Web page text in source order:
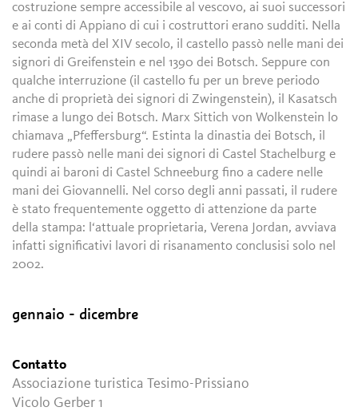
costruzione sempre accessibile al vescovo, ai suoi successori
e ai conti di Appiano di cui i costruttori erano sudditi. Nella
seconda metà del XIV secolo, il castello passò nelle mani dei
signori di Greifenstein e nel 1390 dei Botsch. Seppure con
qualche interruzione (il castello fu per un breve periodo
anche di proprietà dei signori di Zwingenstein), il Kasatsch
rimase a lungo dei Botsch. Marx Sittich von Wolkenstein lo
chiamava „Pfeffersburg“. Estinta la dinastia dei Botsch, il
rudere passò nelle mani dei signori di Castel Stachelburg e
quindi ai baroni di Castel Schneeburg fino a cadere nelle
mani dei Giovannelli. Nel corso degli anni passati, il rudere
è stato frequentemente oggetto di attenzione da parte
della stampa: l‘attuale proprietaria, Verena Jordan, avviava
infatti significativi lavori di risanamento conclusisi solo nel
2002.
gennaio - dicembre
Contatto
Associazione turistica Tesimo-Prissiano
Vicolo Gerber 1